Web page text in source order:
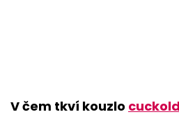
V čem tkví kouzlo